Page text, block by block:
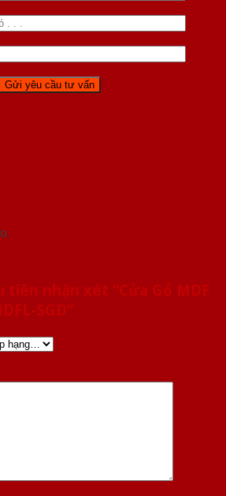
tiên nhận xét “Cửa Gỗ MDF
SGD”